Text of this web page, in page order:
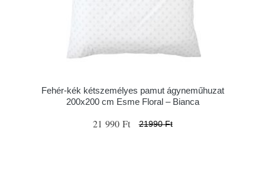
Fehér-kék kétszemélyes pamut ágyneműhuzat
200x200 cm Esme Floral – Bianca
21 990 Ft 21990 Ft